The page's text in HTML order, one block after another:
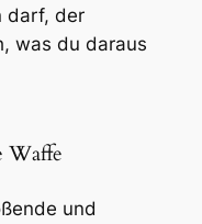
darf, der
was du daraus
Waffe
und